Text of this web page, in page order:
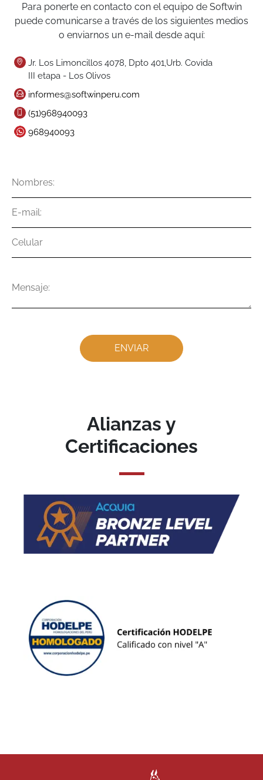
Para ponerte en contacto con el equipo de Softwin
puede comunicarse a través de los siguientes medios
o enviarnos un e-mail desde aquí:
Jr. Los Limoncillos 4078, Dpto 401,Urb. Covida
III etapa - Los Olivos
informes@softwinperu.com
(51)968940093
968940093
mail
Alianzas y
Certificaciones